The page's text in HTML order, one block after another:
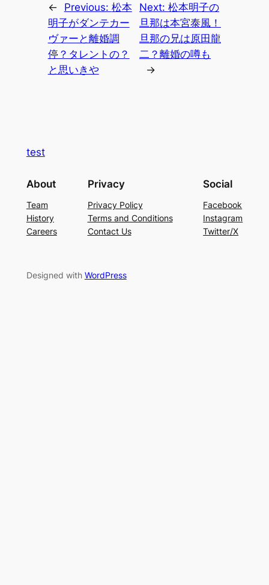
← Previous: 松本
明子がダンテカー
ヴァーと離婚調
停？タレントの？
と思いきや
Next:松本明子の
旦那は本宮泰風！
旦那の兄は原田龍
二？離婚の噂も
→
test
About
Team
History
Careers
Privacy
Privacy Policy
Terms and Conditions
Contact Us
Social
Facebook
Instagram
Twitter/X
Designed with WordPress